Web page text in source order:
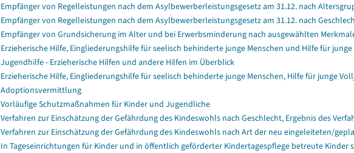
Empfänger von Regelleistungen nach dem Asylbewerberleistungsgesetz am 31.12. nach
Empfänger von Regelleistungen nach dem Asylbewerberleistungsgesetz am 31.12. nach
Empfänger von Grundsicherung im Alter und bei Erwerbsminderung nach ausgewählten
Erzieherische Hilfe, Eingliederungshilfe für seelisch behinderte junge Menschen und Hilfe für
Jugendhilfe - Erzieherische Hilfen und andere Hilfen im Überblick
Erzieherische Hilfe, Eingliederungshilfe für seelisch behinderte junge Menschen, Hilfe für junge
Adoptionsvermittlung
Vorläufige Schutzmaßnahmen für Kinder und Jugendliche
Verfahren zur Einschätzung der Gefährdung des Kindeswohls nach Geschlecht, Ergebnis des
Verfahren zur Einschätzung der Gefährdung des Kindeswohls nach Art der neu eingeleiteten/
In Tageseinrichtungen für Kinder und in öffentlich geförderter Kindertagespflege betreute Kinder